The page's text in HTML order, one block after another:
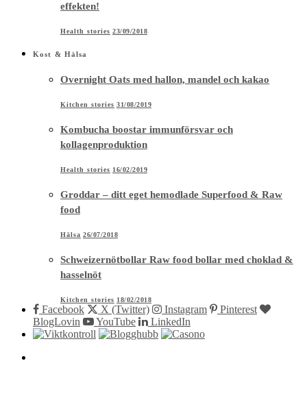
effekten!
Health stories 23/09/2018
Kost & Hälsa
Overnight Oats med hallon, mandel och kakao
Kitchen stories 31/08/2019
Kombucha boostar immunförsvar och
kollagenproduktion
Health stories 16/02/2019
Groddar – ditt eget hemodlade Superfood & Raw
food
Hälsa 26/07/2018
Schweizernötbollar Raw food bollar med choklad &
hasselnöt
Kitchen stories 18/02/2018
Facebook X (Twitter) Instagram
Pinterest
BlogLovin
YouTube LinkedIn